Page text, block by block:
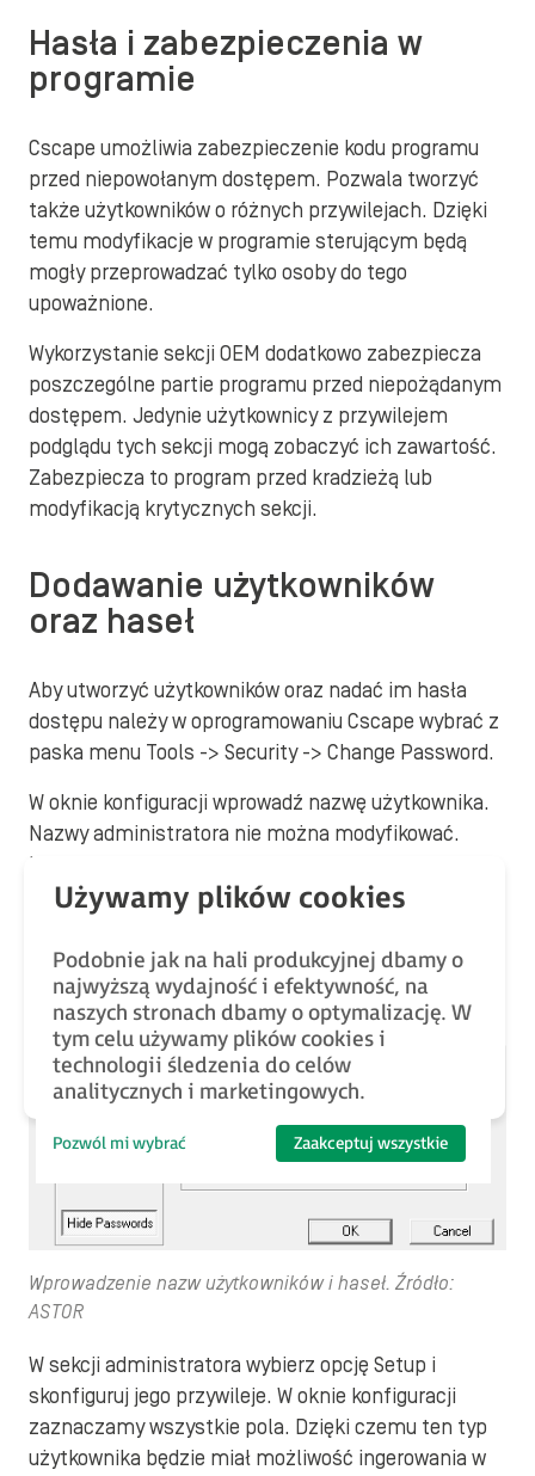
Hasła i zabezpieczenia w
programie
Cscape umożliwia zabezpieczenie kodu programu
przed niepowołanym dostępem. Pozwala tworzyć
także użytkowników o różnych przywilejach. Dzięki
temu modyfikacje w programie sterującym będą
mogły przeprowadzać tylko osoby do tego
upoważnione.
Wykorzystanie sekcji OEM dodatkowo zabezpiecza
poszczególne partie programu przed niepożądanym
dostępem. Jedynie użytkownicy z przywilejem
podglądu tych sekcji mogą zobaczyć ich zawartość.
Zabezpiecza to program przed kradzieżą lub
modyfikacją krytycznych sekcji.
Dodawanie użytkowników
oraz haseł
Aby utworzyć użytkowników oraz nadać im hasła
dostępu należy w oprogramowaniu Cscape wybrać z
paska menu Tools -> Security -> Change Password.
W oknie konfiguracji wprowadź nazwę użytkownika.
Nazwy administratora nie można modyfikować.
Ustaw hasła dla administratora i utworzonego
użytkownika. Wybierając View Passwords masz
Ciebie wprowadzone.
Wprowadzenie nazw użytkowników i haseł. Źródło:
ASTOR
W sekcji administratora wybierz opcję Setup i
skonfiguruj jego przywileje. W oknie konfiguracji
zaznaczamy wszystkie pola. Dzięki czemu ten typ
użytkownika będzie miał możliwość ingerowania w
Podobnie jak na hali produkcyjnej dbamy o
najwyższą wydajność i efektywność, na
naszych stronach dbamy o optymalizację. W
tym celu używamy plików cookies i
technologii śledzenia do celów
analitycznych i marketingowych.
Pozwól mi wybrać Zaakceptuj wszystkie